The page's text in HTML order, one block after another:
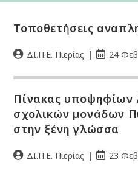
Τοποθετήσεις
ΔΙ.Π.Ε. Πιερίας 24
Πίνακας υποψηφίων
σχολικών μονάδων
στην ξένη γλώσσα
ΔΙ.Π.Ε. Πιερίας 23